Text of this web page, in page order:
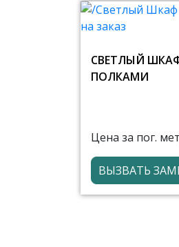
СВЕТЛЫЙ
ПОЛКАМИ
Цена за пог.
ВЫЗВАТЬ